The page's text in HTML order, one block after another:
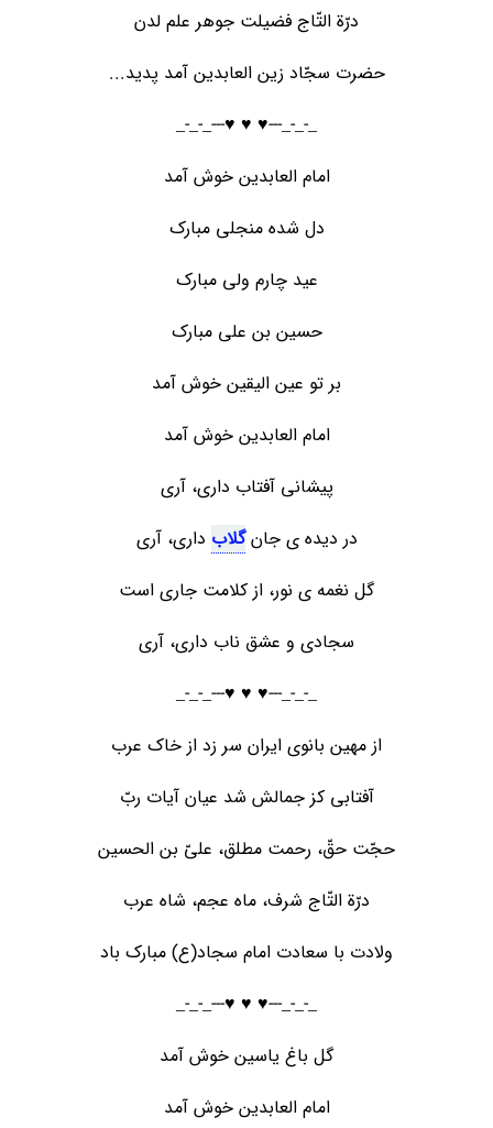
درّة التّاج فضیلت جوهر علم لدن
حضرت سجّاد زین العابدین آمد پدید...
_-_-_---♥️ ♥️ ♥️---_-_-_
امام العابدین خوش آمد
دل شده منجلی مبارک
عید چارم ولی مبارک
حسین بن علی مبارک
بر تو عین الیقین خوش آمد
امام العابدین خوش آمد
پیشانی آفتاب داری، آری
در دیده‏ ی جانگلاب داری، آری
گل نغمه ی نور، از کلامت جاری است
سجادی و عشق ناب داری، آری
_-_-_---♥️ ♥️ ♥️---_-_-_
از مهین بانوی ایران سر زد از خاک عرب
آفتابی کز جمالش شد عیان آیات ربّ
حجّت حقّ، رحمت مطلق، علیّ بن الحسین
درّة التّاج شرف، ماه عجم، شاه عرب
ولادت با سعادت امام سجاد(ع) مبارک باد
_-_-_---♥️ ♥️ ♥️---_-_-_
گل باغ یاسین خوش آمد
امام العابدین خوش آمد